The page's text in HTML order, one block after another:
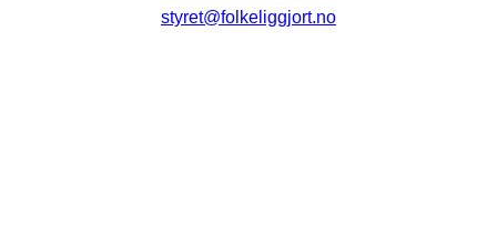
styret@folkeliggjort.no